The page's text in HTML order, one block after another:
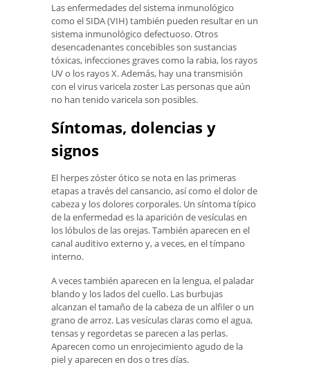
Las enfermedades del sistema inmunológico
como el SIDA (VIH) también pueden resultar en un
sistema inmunológico defectuoso. Otros
desencadenantes concebibles son sustancias
tóxicas, infecciones graves como la rabia, los rayos
UV o los rayos X. Además, hay una transmisión
con el virus varicela zoster Las personas que aún
no han tenido varicela son posibles.
Síntomas, dolencias y
signos
El herpes zóster ótico se nota en las primeras
etapas a través del cansancio, así como el dolor de
cabeza y los dolores corporales. Un síntoma típico
de la enfermedad es la aparición de vesículas en
los lóbulos de las orejas. También aparecen en el
canal auditivo externo y, a veces, en el tímpano
interno.
A veces también aparecen en la lengua, el paladar
blando y los lados del cuello. Las burbujas
alcanzan el tamaño de la cabeza de un alfiler o un
grano de arroz. Las vesículas claras como el agua,
tensas y regordetas se parecen a las perlas.
Aparecen como un enrojecimiento agudo de la
piel y aparecen en dos o tres días.